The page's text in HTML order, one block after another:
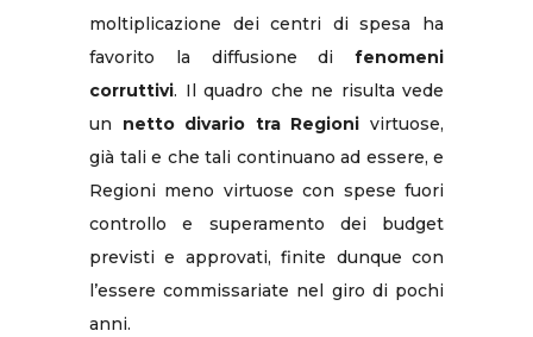
moltiplicazione dei centri di spesa ha
favorito la diffusione di fenomeni
corruttivi. Il quadro che ne risulta vede
un netto divario tra Regioni virtuose,
già tali e che tali continuano ad essere, e
Regioni meno virtuose con spese fuori
controllo e superamento dei budget
previsti e approvati, finite dunque con
l’essere commissariate nel giro di pochi
anni.